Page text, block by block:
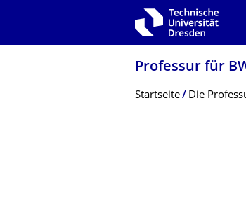
Zur Hauptnavigation springen
Professur für
Breadcrumb-Menü
Startseite Die